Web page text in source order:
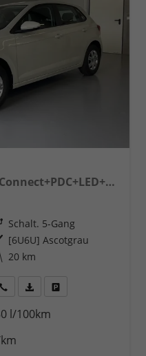
1.0 MPI Sitzheizung+AppConnect+PDC+LED+Touch+Lichtsensor+MultiLenkrad
Schalt. 5-Gang
[6U6U] Ascotgrau
20 km
anfordern
Datei,
l/100km